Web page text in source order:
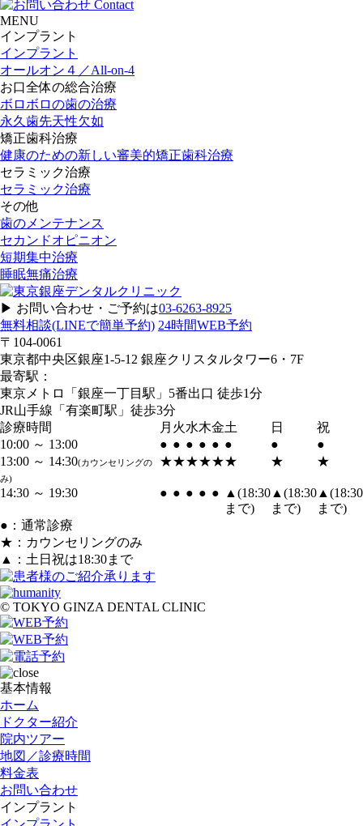
MENU
インプラント
インプラント
オールオン４／All-on-4
お口全体の総合治療
ボロボロの歯の治療
永久歯先天性欠如
矯正歯科治療
健康のための新しい審美的矯正歯科治療
セラミック治療
セラミック治療
その他
歯のメンテナンス
セカンドオピニオン
短期集中治療
睡眠無痛治療
▶︎ お問い合わせ・ご予約は03-6263-8925
無料相談(LINEで簡単予約) 24時間WEB予約
〒104-0061
東京都中央区銀座1-5-12 銀座クリスタルタワー6・7F
最寄駅：
東京メトロ「銀座一丁目駅」5番出口 徒歩1分
JR山手線「有楽町駅」徒歩3分
診療時間
月 火水木金土 日
祝
10:00 ～ 13:00
● ● ● ● ● ● ●
●
13:00 ～ 14:30(カウンセリングの
み)
★★★★★★ ★ ★
14:30 ～ 19:30 ● ● ● ● ● ▲ (18:30
まで)
▲ (18:30
まで)
▲ (18:30
まで)
●：通常診療
★：カウンセリングのみ
▲：土日祝は18:30まで
© TOKYO GINZA DENTAL CLINIC
基本情報
ホーム
ドクター紹介
院内ツアー
地図／診療時間
料金表
お問い合わせ
インプラント